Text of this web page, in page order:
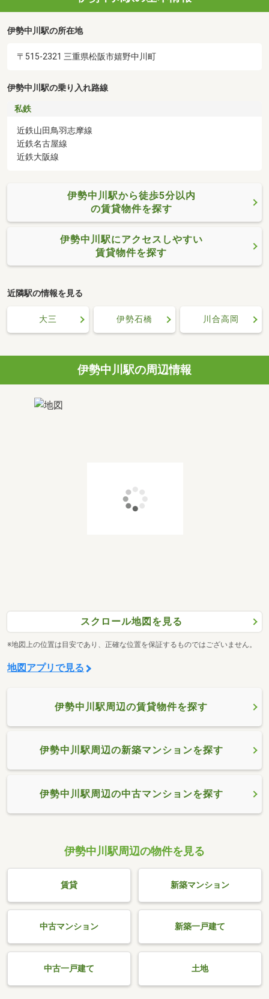
伊勢中川駅の所在地
〒515-2321 三重県松阪市嬉野中川町
伊勢中川駅の乗り入れ路線
私鉄
近鉄山田鳥羽志摩線
近鉄名古屋線
近鉄大阪線
伊勢中川駅から徒歩5分以内
の賃貸物件を探す
伊勢中川駅にアクセスしやすい
賃貸物件を探す
近隣駅の情報を見る
大三 伊勢石橋 川合高岡
伊勢中川駅の周辺情報
スクロール地図を見る
※地図上の位置は目安であり、正確な位置を保証するものではございません。
地図アプリで見る
伊勢中川駅周辺の賃貸物件を探す
伊勢中川駅周辺の新築マンションを探す
伊勢中川駅周辺の中古マンションを探す
伊勢中川駅周辺の物件を見る
賃貸 新築マンション
中古マンション 新築一戸建て
中古一戸建て 土地